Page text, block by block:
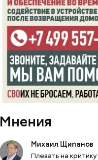
Мнения
Михаил Щипанов
Плевать на критику